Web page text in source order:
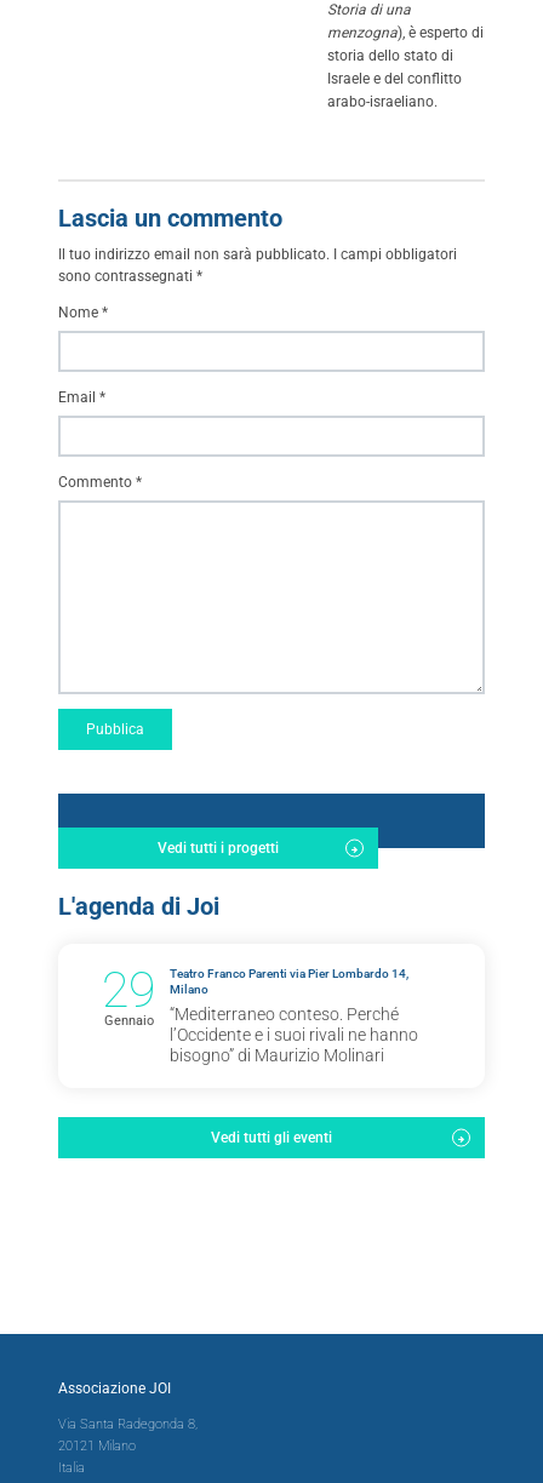
Vedi tutti i progetti
L'agenda di Joi
29
Gennaio
Teatro Franco Parenti via Pier Lombardo 14,
Milano
“Mediterraneo conteso. Perché
l’Occidente e i suoi rivali ne hanno
bisogno” di Maurizio Molinari
Vedi tutti gli eventi
Storia di una
menzogna), è esperto di
storia dello stato di
Israele e del conflitto
arabo-israeliano.
Lascia un commento
Il tuo indirizzo email non sarà pubblicato. I campi obbligatori
sono contrassegnati *
Commento *
Nome *
Email *
Associazione JOI
Via Santa Radegonda 8,
20121 Milano
Italia